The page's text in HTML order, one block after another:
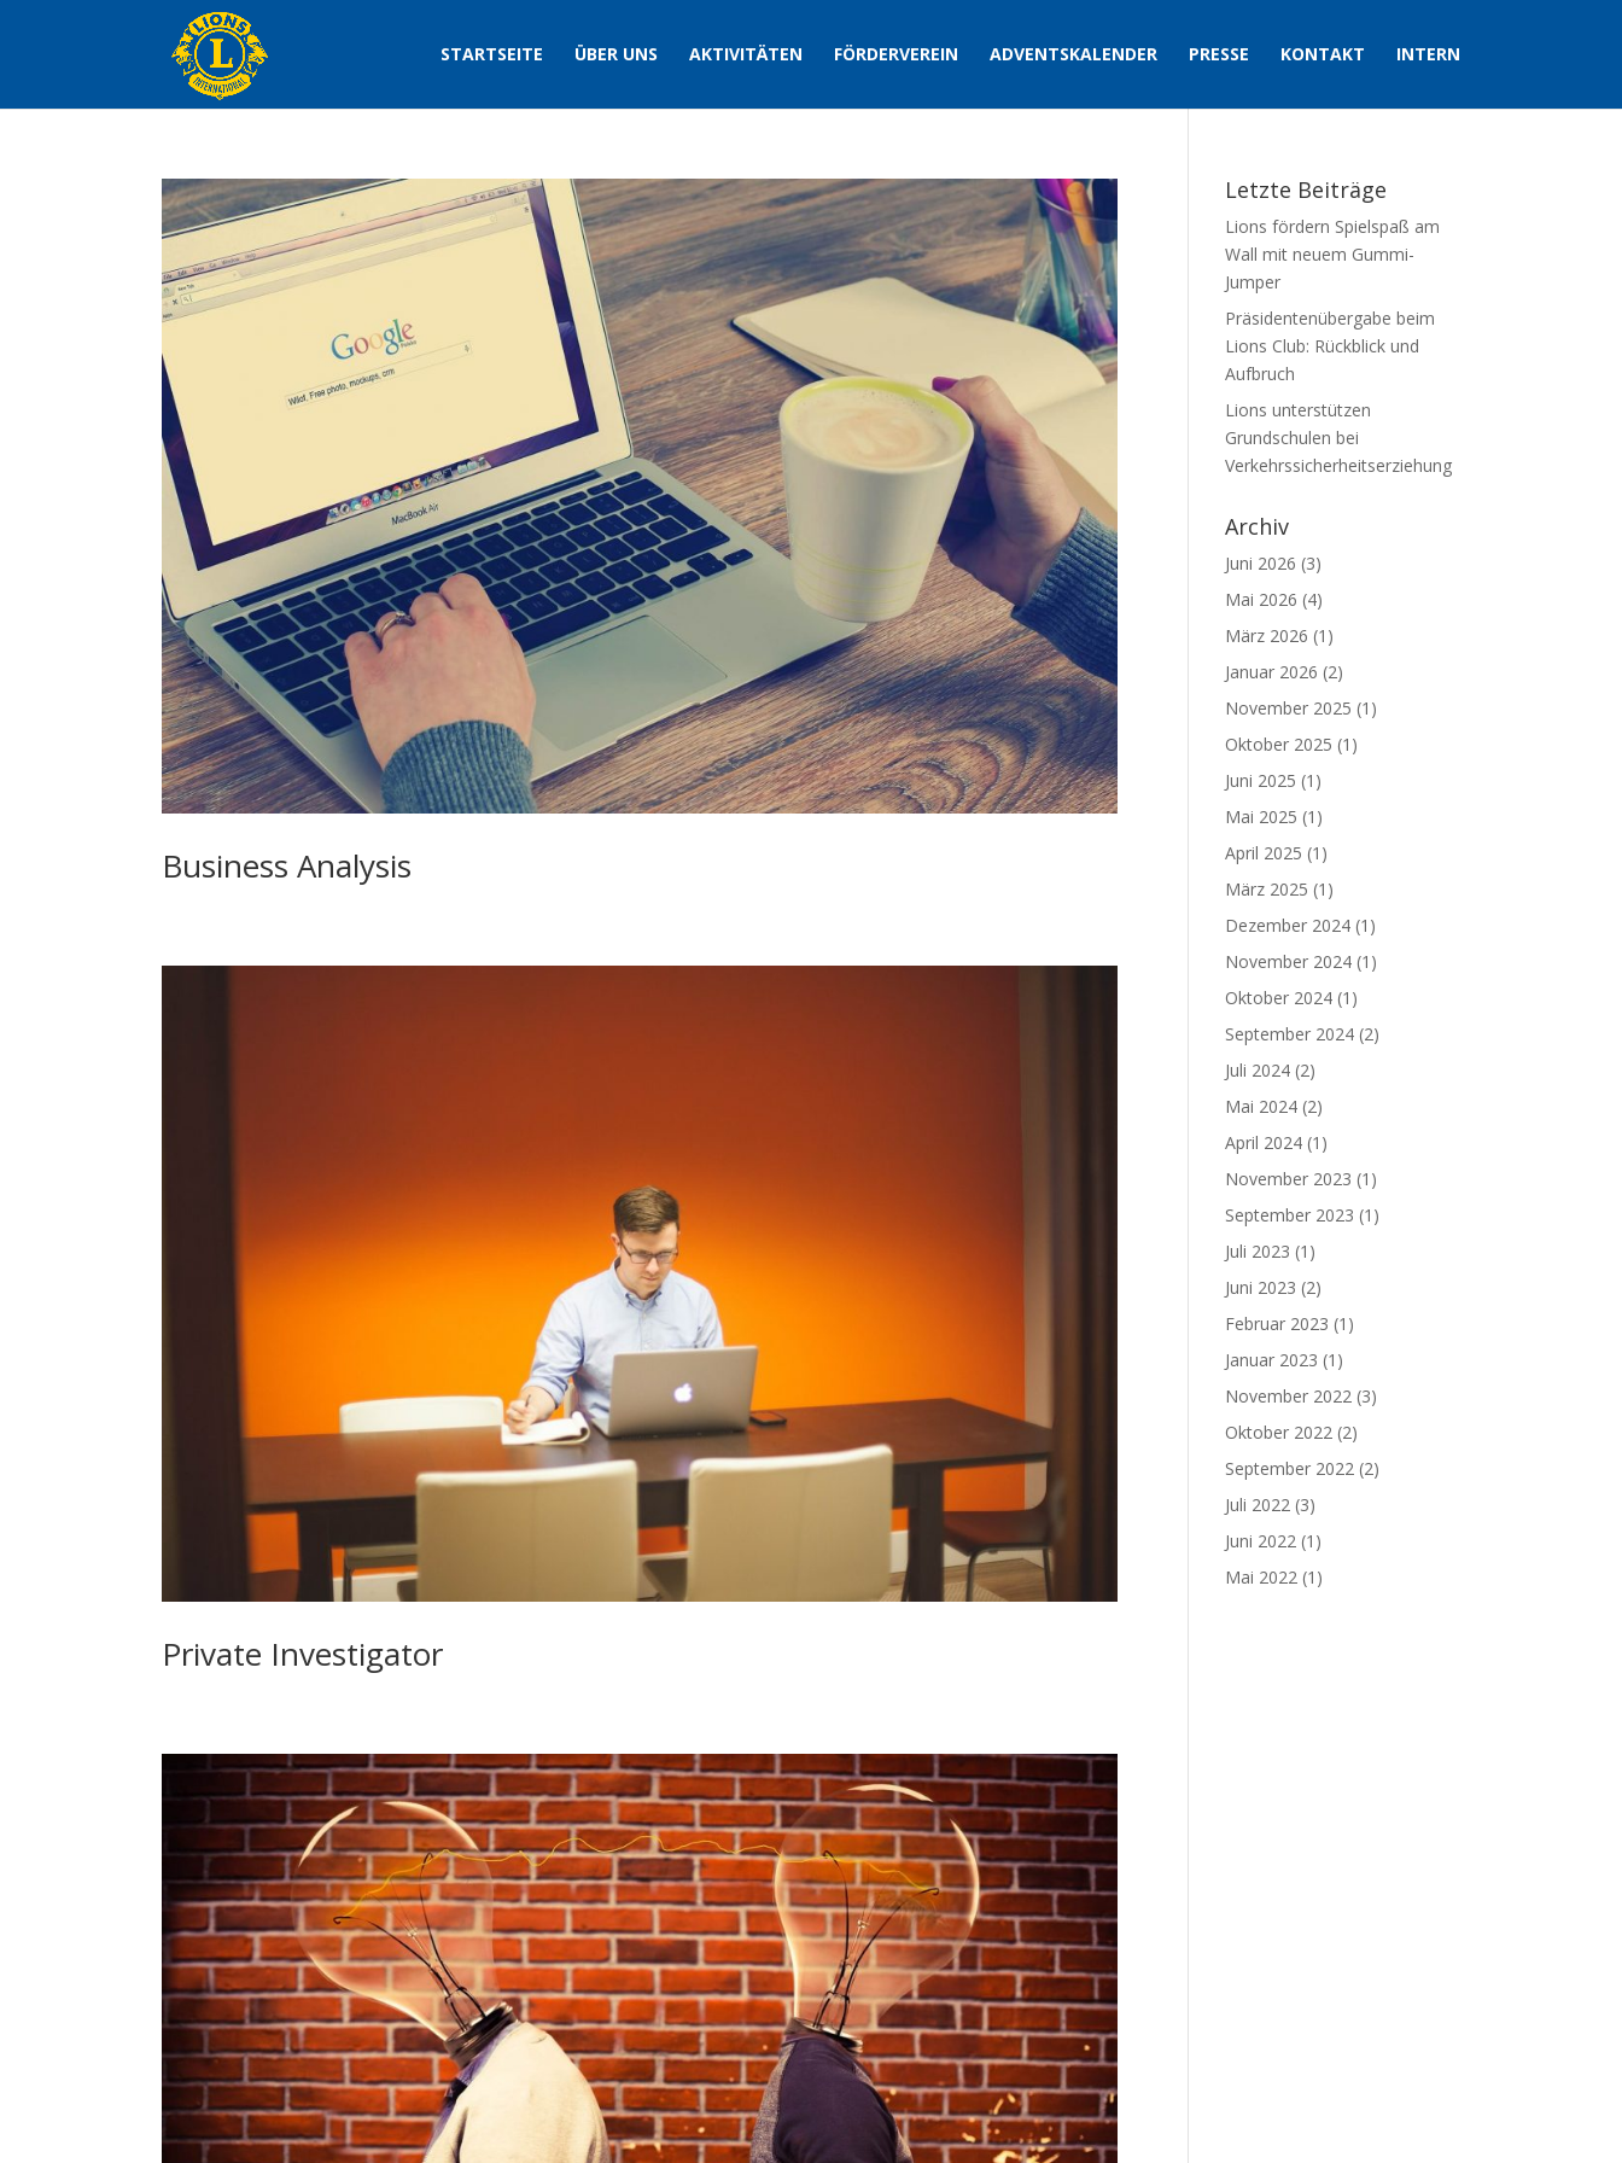
STARTSEITE ÜBER UNS AKTIVITÄTEN FÖRDERVEREIN ADVENTSKALENDER PRESSE KONTAKT INTERN
Business Analysis
Private Investigator
Letzte Beiträge
Lions fördern Spielspaß am
Wall mit neuem Gummi-
Jumper
Präsidentenübergabe beim
Lions Club: Rückblick und
Aufbruch
Lions unterstützen
Grundschulen bei
Verkehrssicherheitserziehung
Archiv
Juni 2026 (3)
Mai 2026 (4)
März 2026 (1)
Januar 2026 (2)
November 2025 (1)
Oktober 2025 (1)
Juni 2025 (1)
Mai 2025 (1)
April 2025 (1)
März 2025 (1)
Dezember 2024 (1)
November 2024 (1)
Oktober 2024 (1)
September 2024 (2)
Juli 2024 (2)
Mai 2024 (2)
April 2024 (1)
November 2023 (1)
September 2023 (1)
Juli 2023 (1)
Juni 2023 (2)
Februar 2023 (1)
Januar 2023 (1)
November 2022 (3)
Oktober 2022 (2)
September 2022 (2)
Juli 2022 (3)
Juni 2022 (1)
Mai 2022 (1)